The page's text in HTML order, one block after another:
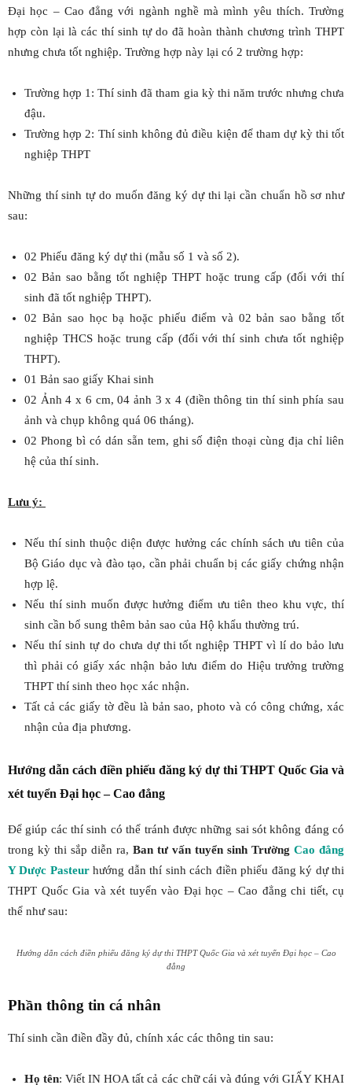
Đại học – Cao đẳng với ngành nghề mà mình yêu thích. Trường
hợp còn lại là các thí sinh tự do đã hoàn thành chương trình THPT
nhưng chưa tốt nghiệp. Trường hợp này lại có 2 trường hợp:
Trường hợp 1: Thí sinh đã tham gia kỳ thi năm trước nhưng chưa
đậu.
Trường hợp 2: Thí sinh không đủ điều kiện để tham dự kỳ thi tốt
nghiệp THPT
Những thí sinh tự do muốn đăng ký dự thi lại cần chuẩn hồ sơ như
sau:
02 Phiếu đăng ký dự thi (mẫu số 1 và số 2).
02 Bản sao bằng tốt nghiệp THPT hoặc trung cấp (đối với thí
sinh đã tốt nghiệp THPT).
02 Bản sao học bạ hoặc phiếu điểm và 02 bản sao bằng tốt
nghiệp THCS hoặc trung cấp (đối với thí sinh chưa tốt nghiệp
THPT).
01 Bản sao giấy Khai sinh
02 Ảnh 4 x 6 cm, 04 ảnh 3 x 4 (điền thông tin thí sinh phía sau
ảnh và chụp không quá 06 tháng).
02 Phong bì có dán sẵn tem, ghi số điện thoại cùng địa chỉ liên
hệ của thí sinh.
Lưu ý:
Nếu thí sinh thuộc diện được hưởng các chính sách ưu tiên của
Bộ Giáo dục và đào tạo, cần phải chuẩn bị các giấy chứng nhận
hợp lệ.
Nếu thí sinh muốn được hưởng điểm ưu tiên theo khu vực, thí
sinh cần bổ sung thêm bản sao của Hộ khẩu thường trú.
Nếu thí sinh tự do chưa dự thi tốt nghiệp THPT vì lí do bảo lưu
thì phải có giấy xác nhận bảo lưu điểm do Hiệu trưởng trường
THPT thí sinh theo học xác nhận.
Tất cả các giấy tờ đều là bản sao, photo và có công chứng, xác
nhận của địa phương.
Hướng dẫn cách điền phiếu đăng ký dự thi THPT Quốc Gia và
xét tuyển Đại học – Cao đẳng
Để giúp các thí sinh có thể tránh được những sai sót không đáng có
trong kỳ thi sắp diễn ra, Ban tư vấn tuyển sinh Trường Cao đẳng
Y Dược Pasteurhướng dẫn thí sinh cách điền phiếu đăng ký dự thi
THPT Quốc Gia và xét tuyển vào Đại học – Cao đẳng chi tiết, cụ
thể như sau:
Hướng dẫn cách điền phiếu đăng ký dự thi THPT Quốc Gia và xét tuyển Đại học – Cao
đẳng
Phần thông tin cá nhân
Thí sinh cần điền đầy đủ, chính xác các thông tin sau:
Họ tên: Viết IN HOA tất cả các chữ cái và đúng với GIẤY KHAI